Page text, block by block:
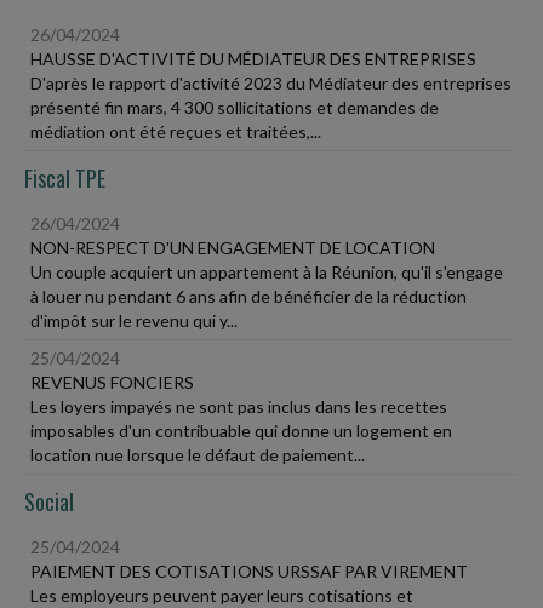
26/04/2024
HAUSSE D'ACTIVITÉ DU MÉDIATEUR DES ENTREPRISES
D'après le rapport d'activité 2023 du Médiateur des entreprises
présenté fin mars, 4 300 sollicitations et demandes de
médiation ont été reçues et traitées,...
Fiscal TPE
26/04/2024
NON-RESPECT D'UN ENGAGEMENT DE LOCATION
Un couple acquiert un appartement à la Réunion, qu'il s'engage
à louer nu pendant 6 ans afin de bénéficier de la réduction
d'impôt sur le revenu qui y...
25/04/2024
REVENUS FONCIERS
Les loyers impayés ne sont pas inclus dans les recettes
imposables d'un contribuable qui donne un logement en
location nue lorsque le défaut de paiement...
Social
25/04/2024
PAIEMENT DES COTISATIONS URSSAF PAR VIREMENT
Les employeurs peuvent payer leurs cotisations et